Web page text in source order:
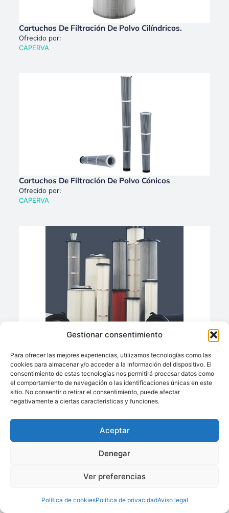
Gestionar consentimiento
Para ofrecer las mejores experiencias, utilizamos tecnologías como las
cookies para almacenar y/o acceder a la información del dispositivo. El
consentimiento de estas tecnologías nos permitirá procesar datos como
el comportamiento de navegación o las identificaciones únicas en este
sitio. No consentir o retirar el consentimiento, puede afectar
negativamente a ciertas características y funciones.
Aceptar
Denegar
Ver preferencias
Política de cookiesPolítica de privacidadAviso legal
Cartuchos De Filtración De Polvo Cilíndricos.
Ofrecido por:
CAPERVA
Cartuchos De Filtración De Polvo Cónicos
Ofrecido por:
CAPERVA
Cartuchos, Mangas Plisadas Filtrantes Para
Ofrecido por:
TESTORI IBERIA – Filtratex
Catálogo – ES SOLIDOS Process Engineering
Ofrecido por: